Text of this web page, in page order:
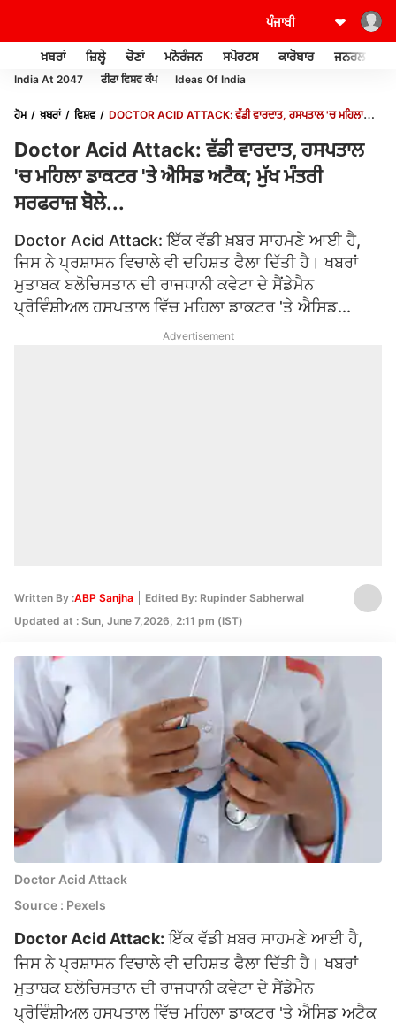
ਖ਼ਬਰਾਂ ਜ਼ਿਲ੍ਹੇ ਚੋਣਾਂ ਮਨੋਰੰਜਨ ਸਪੋਰਟਸ ਕਾਰੋਬਾਰ ਜਨਰਲ ਨੌਲਜ
India At 2047 ਫੀਫਾ ਵਿਸ਼ਵ ਕੱਪ Ideas Of India
ਹੋਮ ਖ਼ਬਰਾਂ ਵਿਸ਼ਵ
DOCTOR ACID ATTACK: ਵੱਡੀ ਵਾਰਦਾਤ, ਹਸਪਤਾਲ 'ਚ ਮਹਿਲਾ
Doctor Acid Attack: ਵੱਡੀ ਵਾਰਦਾਤ, ਹਸਪਤਾਲ
'ਚ ਮਹਿਲਾ ਡਾਕਟਰ 'ਤੇ ਐਸਿਡ ਅਟੈਕ; ਮੁੱਖ ਮੰਤਰੀ
ਸਰਫਰਾਜ਼ ਬੋਲੇ...
Doctor Acid Attack: ਇੱਕ ਵੱਡੀ ਖ਼ਬਰ ਸਾਹਮਣੇ ਆਈ ਹੈ,
ਜਿਸ ਨੇ ਪ੍ਰਸ਼ਾਸਨ ਵਿਚਾਲੇ ਵੀ ਦਹਿਸ਼ਤ ਫੈਲਾ ਦਿੱਤੀ ਹੈ। ਖਬਰਾਂ
ਮੁਤਾਬਕ ਬਲੋਚਿਸਤਾਨ ਦੀ ਰਾਜਧਾਨੀ ਕਵੇਟਾ ਦੇ ਸੈਂਡੇਮੈਨ
ਪ੍ਰੋਵਿੰਸ਼ੀਅਲ ਹਸਪਤਾਲ ਵਿੱਚ ਮਹਿਲਾ ਡਾਕਟਰ 'ਤੇ ਐਸਿਡ...
Advertisement
Written By :ABP Sanjha
Edited By: Rupinder Sabherwal
Updated at : Sun, June 7,2026, 2:11 pm (IST)
Doctor Acid Attack
Source : Pexels
Doctor Acid Attack: ਇੱਕ ਵੱਡੀ ਖ਼ਬਰ ਸਾਹਮਣੇ ਆਈ ਹੈ,
ਜਿਸ ਨੇ ਪ੍ਰਸ਼ਾਸਨ ਵਿਚਾਲੇ ਵੀ ਦਹਿਸ਼ਤ ਫੈਲਾ ਦਿੱਤੀ ਹੈ। ਖਬਰਾਂ
ਮੁਤਾਬਕ ਬਲੋਚਿਸਤਾਨ ਦੀ ਰਾਜਧਾਨੀ ਕਵੇਟਾ ਦੇ ਸੈਂਡੇਮੈਨ
ਪ੍ਰੋਵਿੰਸ਼ੀਅਲ ਹਸਪਤਾਲ ਵਿੱਚ ਮਹਿਲਾ ਡਾਕਟਰ 'ਤੇ ਐਸਿਡ ਅਟੈਕ